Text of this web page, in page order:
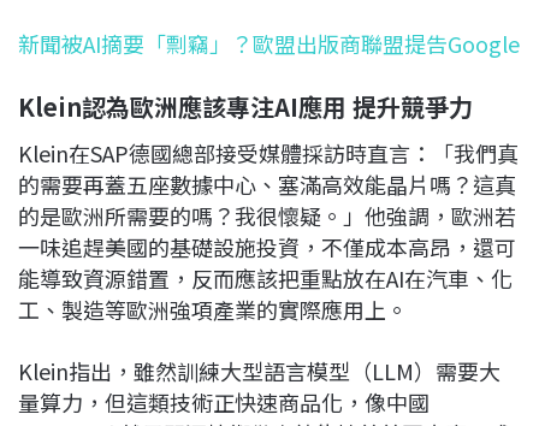
新聞被AI摘要「剽竊」？歐盟出版商聯盟提告Google
Klein認為歐洲應該專注AI應用 提升競爭力
Klein在SAP德國總部接受媒體採訪時直言：「我們真
的需要再蓋五座數據中心、塞滿高效能晶片嗎？這真
的是歐洲所需要的嗎？我很懷疑。」他強調，歐洲若
一味追趕美國的基礎設施投資，不僅成本高昂，還可
能導致資源錯置，反而應該把重點放在AI在汽車、化
工、製造等歐洲強項產業的實際應用上。
Klein指出，雖然訓練大型語言模型（LLM）需要大
量算力，但這類技術正快速商品化，像中國